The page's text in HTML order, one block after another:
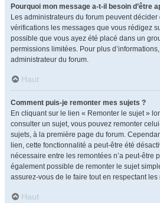
Pourquoi mon message a-t-il besoin d’être
Les administrateurs du forum peuvent
vérifications les messages que vous rédigez
possible que vous ayez été placé dans un
permissions limitées. Pour plus
administrateur du forum.
Haut
Comment puis-je remonter mes sujets ?
En cliquant sur le lien « Remonter le sujet »
consulter un sujet, vous pouvez remonter
sujets, à la première page du forum.
lien, cette fonctionnalité a peut-être été
nécessaire entre les remontées n’a peut-être
également possible de remonter le sujet
assurez-vous de le faire tout en respectant les
Haut